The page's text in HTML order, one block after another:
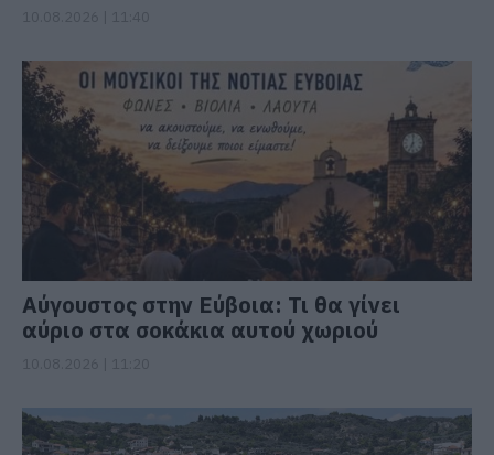
Αύγουστος στην Εύβοια: Τι θα γίνει
αύριο στα σοκάκια αυτού χωριού